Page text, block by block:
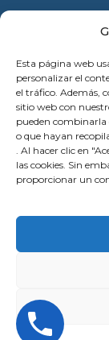
Esta página web
personalizar el
el tráfico. Además,
sitio web con
pueden
o que hayan
. Al hacer clic en
las cookies. Sin
proporcionar un
© 2026